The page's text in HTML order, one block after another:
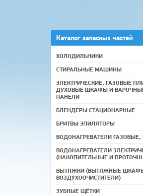
Каталог запасных частей
ХОЛОДИЛЬНИКИ
СТИРАЛЬНЫЕ МАШИНЫ
ЭЛЕКТРИЧЕСКИЕ, ГАЗОВЫЕ
ДУХОВЫЕ ШКАФЫ И
ПАНЕЛИ
БЛЕНДЕРЫ СТАЦИОНАРНЫЕ
БРИТВЫ ЭПИЛЯТОРЫ
ВОДОНАГРЕВАТЕЛИ ГАЗОВЫЕ,
ВОДОНАГРЕВАТЕЛИ
(НАКОПИТЕЛЬНЫЕ И
ВЫТЯЖКИ (ВЫТЯЖНЫЕ
ВОЗДУХООЧИСТИТЕЛИ)
ЗУБНЫЕ ЩЁТКИ